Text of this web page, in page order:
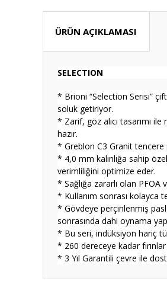
ÜRÜN AÇIKLAMASI
SELECTION
* Brioni “Selection Serisi”
soluk getiriyor.
* Zarif, göz alıcı tasarımı ile
hazır.
* Greblon C3 Granit tencere
* 4,0 mm kalınlığa sahip
verimliliğini optimize eder.
* Sağlığa zararlı olan PFOA
* Kullanım sonrası kolayca
* Gövdeye perçinlenmiş
sonrasında dahi oynama
* Bu seri, indüksiyon hariç
* 260 dereceye kadar
* 3 Yıl Garantili çevre ile